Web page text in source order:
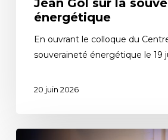
Jean Gol sur la
énergétique
En ouvrant le colloque du
souveraineté énergétique le 19
20 juin 2026